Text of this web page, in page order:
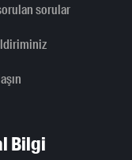
sorular
Bilgi